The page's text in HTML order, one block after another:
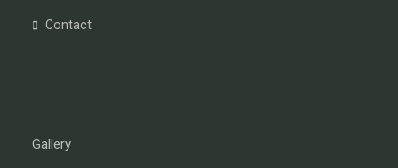
Contact
Gallery